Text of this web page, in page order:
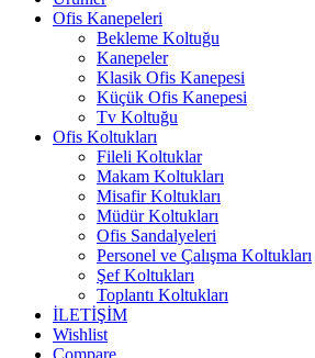
Ofis Kanepeleri
Bekleme Koltuğu
Kanepeler
Klasik Ofis Kanepesi
Küçük Ofis Kanepesi
Tv Koltuğu
Ofis Koltukları
Fileli Koltuklar
Makam Koltukları
Misafir Koltukları
Müdür Koltukları
Ofis Sandalyeleri
Personel ve Çalışma Koltukları
Şef Koltukları
Toplantı Koltukları
İLETİŞİM
Wishlist
Compare